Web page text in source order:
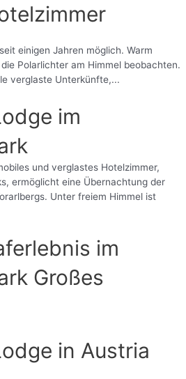
einigen Jahren möglich. Warm
Polarlichter am Himmel beobachten.
verglaste Unterkünfte,...
im
und verglastes Hotelzimmer,
ermöglicht eine Übernachtung der
Unter freiem Himmel ist
im
Großes
in Austria